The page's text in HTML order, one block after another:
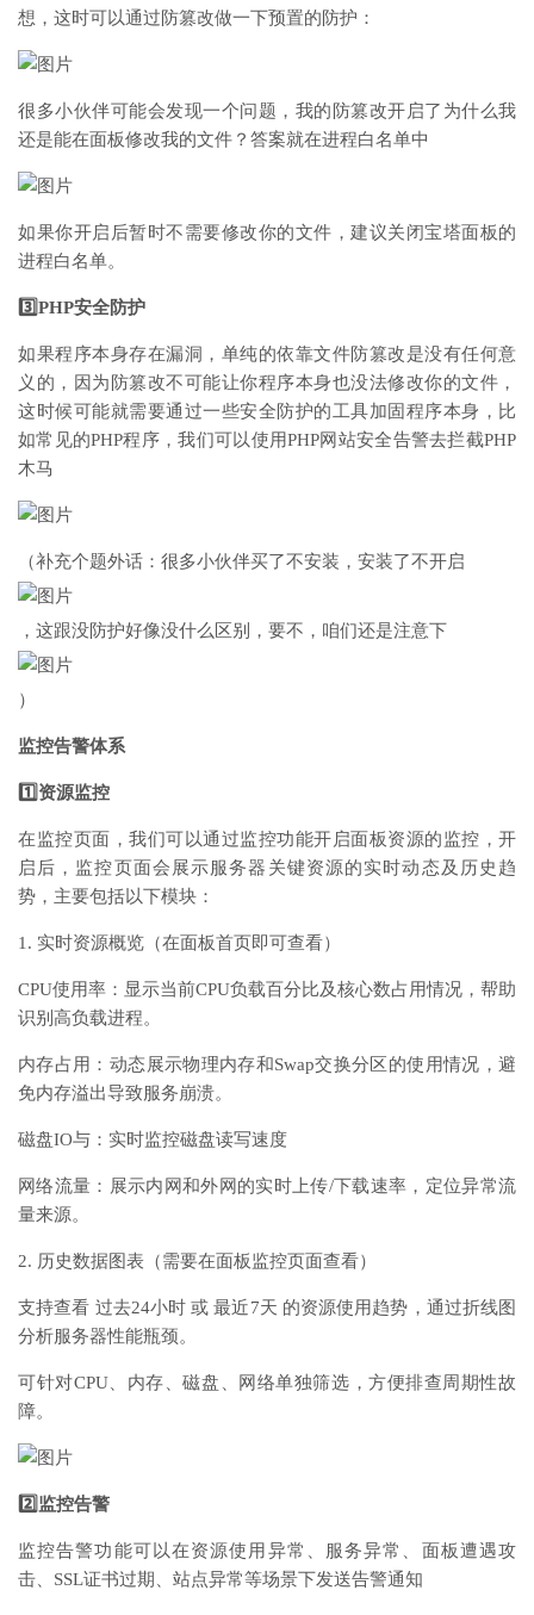
想，这时可以通过防篡改做一下预置的防护：
很多小伙伴可能会发现一个问题，我的防篡改开启了为什么我
还是能在面板修改我的文件？答案就在进程白名单中
如果你开启后暂时不需要修改你的文件，建议关闭宝塔面板的
进程白名单。
3️⃣PHP安全防护
如果程序本身存在漏洞，单纯的依靠文件防篡改是没有任何意
义的，因为防篡改不可能让你程序本身也没法修改你的文件，
这时候可能就需要通过一些安全防护的工具加固程序本身，比
如常见的PHP程序，我们可以使用PHP网站安全告警去拦截PHP
木马
（补充个题外话：很多小伙伴买了不安装，安装了不开启
，这跟没防护好像没什么区别，要不，咱们还是注意下
）
监控告警体系
1️⃣资源监控
在监控页面，我们可以通过监控功能开启面板资源的监控，开
启后，监控页面会展示服务器关键资源的实时动态及历史趋
势，主要包括以下模块：
1. 实时资源概览（在面板首页即可查看）
CPU使用率：显示当前CPU负载百分比及核心数占用情况，帮助
识别高负载进程。
内存占用：动态展示物理内存和Swap交换分区的使用情况，避
免内存溢出导致服务崩溃。
磁盘IO与：实时监控磁盘读写速度
网络流量：展示内网和外网的实时上传/下载速率，定位异常流
量来源。
2. 历史数据图表（需要在面板监控页面查看）
支持查看 过去24小时 或 最近7天 的资源使用趋势，通过折线图
分析服务器性能瓶颈。
可针对CPU、内存、磁盘、网络单独筛选，方便排查周期性故
障。
2️⃣监控告警
监控告警功能可以在资源使用异常、服务异常、面板遭遇攻
击、SSL证书过期、站点异常等场景下发送告警通知